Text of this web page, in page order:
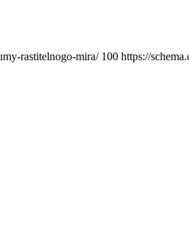
rastitelnogo-mira/ 100 https://